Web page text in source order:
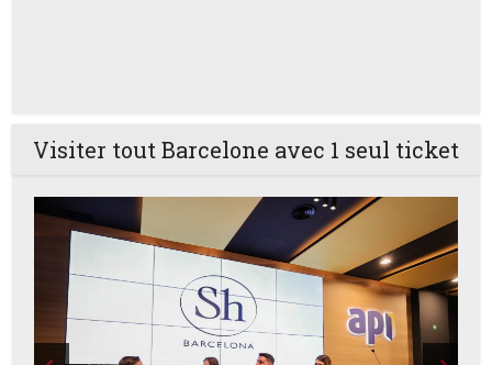
Visiter tout Barcelone avec 1 seul ticket